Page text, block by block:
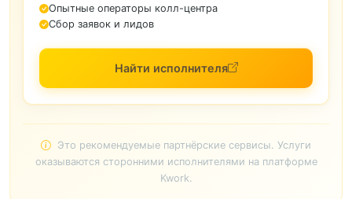
Опытные операторы колл-центра
Сбор заявок и лидов
Найти исполнителя
Это рекомендуемые партнёрские сервисы. Услуги
оказываются сторонними исполнителями на платформе
Kwork.